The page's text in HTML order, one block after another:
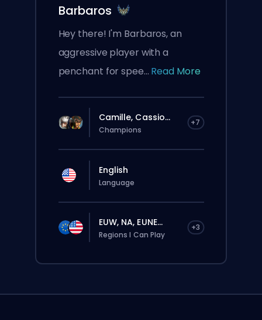
Barbaros
Hey there! I'm Barbaros, an
aggressive player with a
penchant for spee... Read More
Camille, Cassio... +7
Champions
English
Language
EUW, NA, EUNE... +3
Regions I Can Play